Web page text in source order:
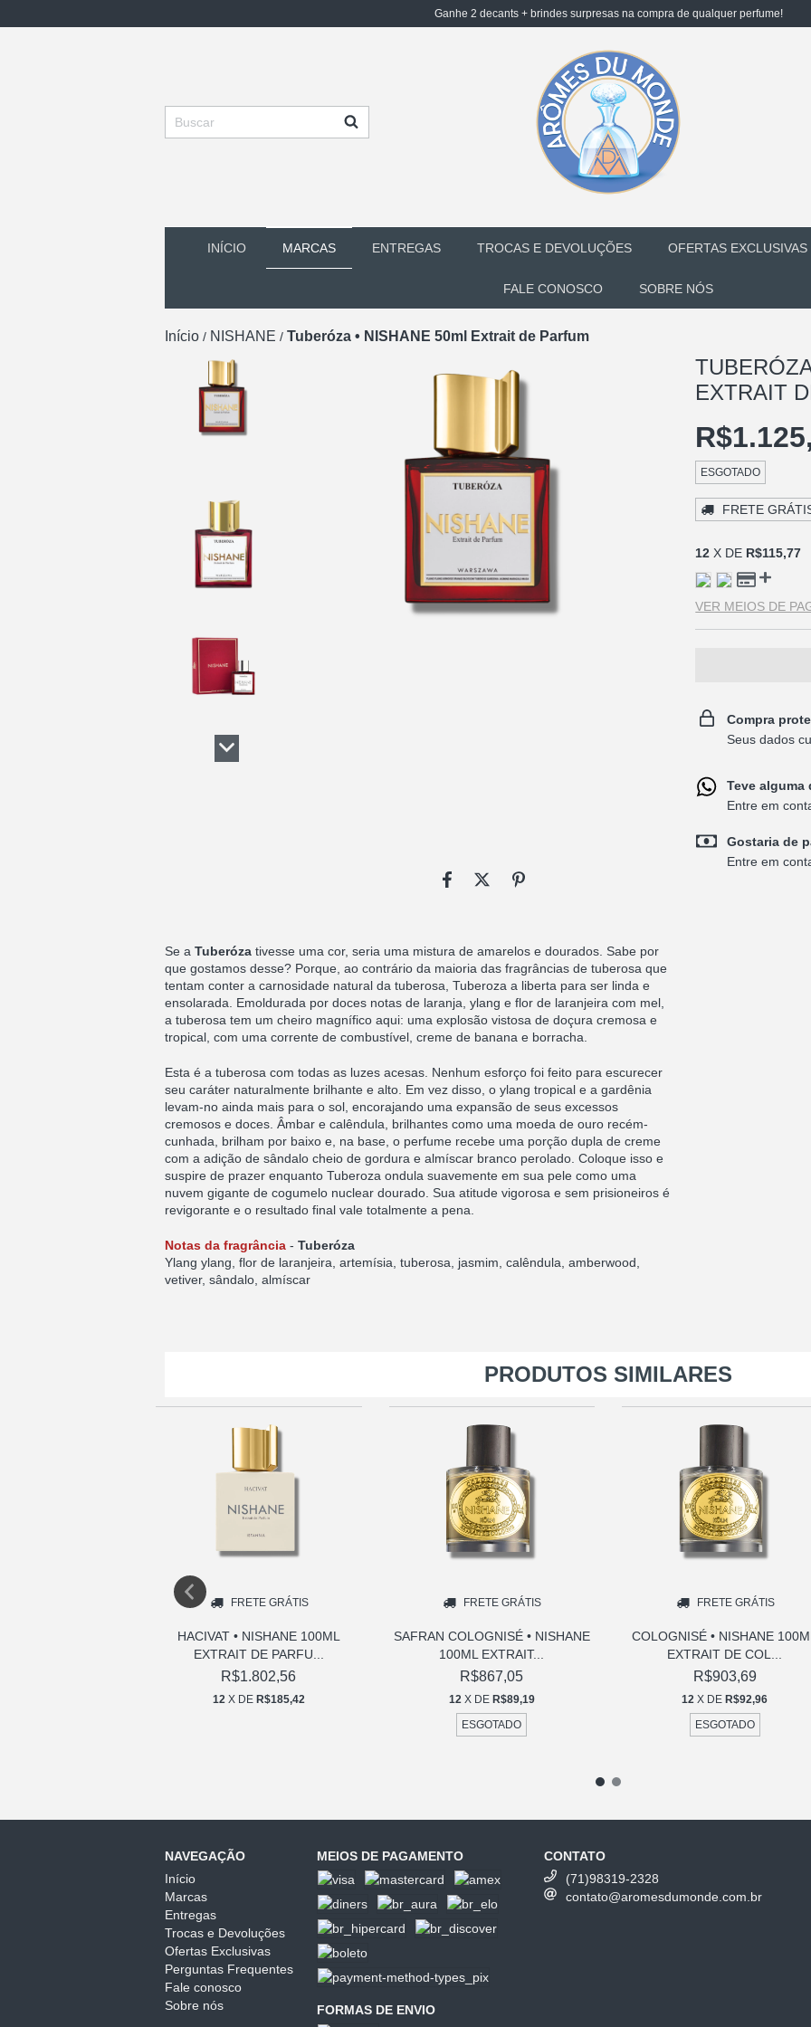
Ganhe 2 decants + brindes surpresas na compra de qualquer perfume!
INÍCIO MARCAS ENTREGAS TROCAS E DEVOLUÇÕES OFERTAS EXCLUSIVAS
FALE CONOSCO SOBRE NÓS
Início / NISHANE / Tuberóza • NISHANE 50ml Extrait de Parfum
Se a Tuberóza tivesse uma cor, seria uma mistura de amarelos e dourados. Sabe por
que gostamos desse? Porque, ao contrário da maioria das fragrâncias de tuberosa que
tentam conter a carnosidade natural da tuberosa, Tuberoza a liberta para ser linda e
ensolarada. Emoldurada por doces notas de laranja, ylang e flor de laranjeira com mel,
a tuberosa tem um cheiro magnífico aqui: uma explosão vistosa de doçura cremosa e
tropical, com uma corrente de combustível, creme de banana e borracha.
Esta é a tuberosa com todas as luzes acesas. Nenhum esforço foi feito para escurecer
seu caráter naturalmente brilhante e alto. Em vez disso, o ylang tropical e a gardênia
levam-no ainda mais para o sol, encorajando uma expansão de seus excessos
cremosos e doces. Âmbar e calêndula, brilhantes como uma moeda de ouro recém-
cunhada, brilham por baixo e, na base, o perfume recebe uma porção dupla de creme
com a adição de sândalo cheio de gordura e almíscar branco perolado. Coloque isso e
suspire de prazer enquanto Tuberoza ondula suavemente em sua pele como uma
nuvem gigante de cogumelo nuclear dourado. Sua atitude vigorosa e sem prisioneiros é
revigorante e o resultado final vale totalmente a pena.
Notas da fragrância - Tuberóza
Ylang ylang, flor de laranjeira, artemísia, tuberosa, jasmim, calêndula, amberwood,
vetiver, sândalo, almíscar
EXTRAIT
ESGOTADO
FRETE
12 X DE R$115,77
VER MEIOS DE
Compra
Seus dados
Teve alguma
Entre em
Gostaria de
Entre em
PRODUTOS SIMILARES
FRETE GRÁTIS
HACIVAT • NISHANE 100ML
EXTRAIT DE PARFU...
R$1.802,56
12 X DE R$185,42
FRETE GRÁTIS
SAFRAN COLOGNISÉ • NISHANE
100ML EXTRAIT...
R$867,05
12 X DE R$89,19
ESGOTADO
FRETE GRÁTIS
COLOGNISÉ • NISHANE
EXTRAIT DE COL...
R$903,69
12 X DER$92,96
ESGOTADO
NAVEGAÇÃO
Início
Marcas
Entregas
Trocas e Devoluções
Ofertas Exclusivas
Perguntas Frequentes
Fale conosco
Sobre nós
MEIOS DE PAGAMENTO
FORMAS DE ENVIO
CONTATO
(71)98319-2328
contato@aromesdumonde.com.br